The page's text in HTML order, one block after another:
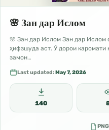
🌸 Зан дар Ислом
🌸 Зан дар Ислом Зан дар Ислом
ҳифзшуда аст. Ӯ дорои каромати
замон…
Last updated:May 7, 2026
140